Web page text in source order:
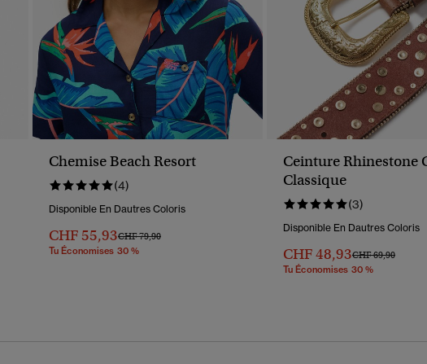
Chemise Beach Resort
(4)
Disponible En Dautres Coloris
CHF 55,93Prix Réduit De
CHF 79,90À
Tu Économises 30 %
Ceinture Rhinestone
Classique
(3)
Disponible En Dautres Coloris
CHF 48,93Prix Réduit De
CHF 69,90À
Tu Économises 30 %